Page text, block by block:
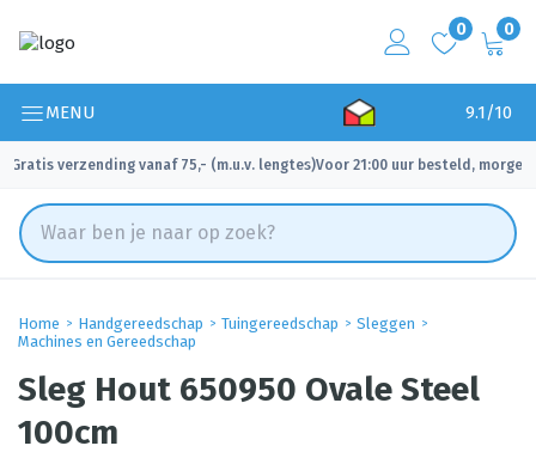
0 0
MENU 9.1/10
Gratis verzending vanaf 75,- (m.u.v. lengtes)
✓ Voor 21:00 uur besteld, morgen
Home Handgereedschap Tuingereedschap
Sleggen
Machines en Gereedschap
Sleg Hout 650950 Ovale Steel
100cm